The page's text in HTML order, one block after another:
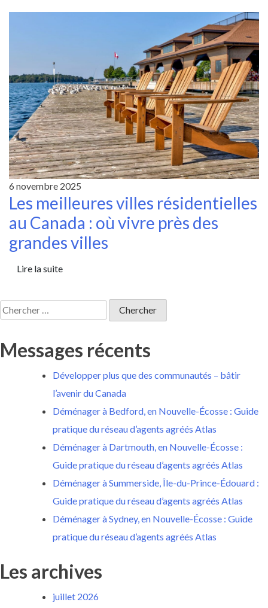
6 novembre 2025
Les meilleures villes résidentielles
au Canada : où vivre près des
grandes villes
Lire la suite
Rechercher:
Messages récents
Développer plus que des communautés – bâtir
l’avenir du Canada
Déménager à Bedford, en Nouvelle-Écosse : Guide
pratique du réseau d’agents agréés Atlas
Déménager à Dartmouth, en Nouvelle-Écosse :
Guide pratique du réseau d’agents agréés Atlas
Déménager à Summerside, Île-du-Prince-Édouard :
Guide pratique du réseau d’agents agréés Atlas
Déménager à Sydney, en Nouvelle-Écosse : Guide
pratique du réseau d’agents agréés Atlas
Les archives
juillet 2026